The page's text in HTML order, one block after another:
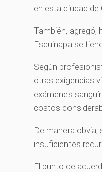
en esta ciudad
También, agregó,
Escuinapa se
Según
otras exigencias
exámenes
costos
De manera
insuficientes
El punto de